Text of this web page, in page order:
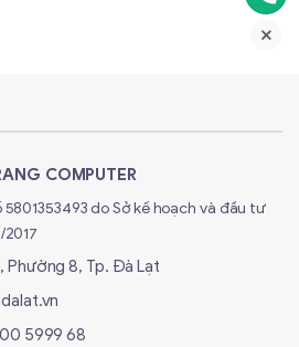
Logitech G Pro Wireless.
suất vượt trội với tốc độ báo
tránh xa hiện tượng lag và đảm
nghệ này cho phép bạn chiến
căng thẳng với độ tin cậy
COMPUTER
do Sở kế hoạch và đầu tư
Phường 8, Tp. Đà Lạt
5999 68